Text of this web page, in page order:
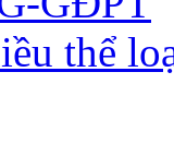
thể